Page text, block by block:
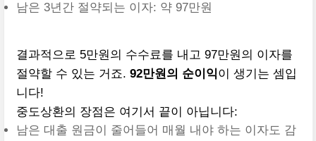
남은 3년간 절약되는 이자: 약 97만원
결과적으로 5만원의 수수료를 내고 97만원의 이자를
절약할 수 있는 거죠. 92만원의 순이익이 생기는 셈입
니다!
중도상환의 장점은 여기서 끝이 아닙니다:
남은 대출 원금이 줄어들어 매월 내야 하는 이자도 감